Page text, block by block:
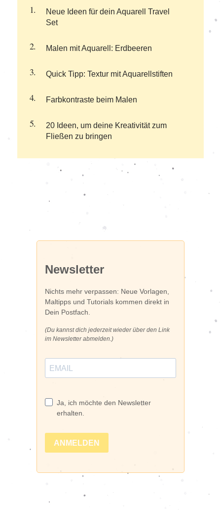
Neue Ideen für dein Aquarell Travel
Set
Malen mit Aquarell: Erdbeeren
Quick Tipp: Textur mit Aquarellstiften
Farbkontraste beim Malen
20 Ideen, um deine Kreativität zum
Fließen zu bringen